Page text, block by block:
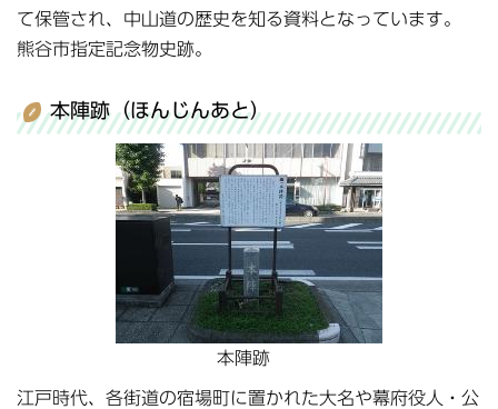
て保管され、中山道の歴史を知る資料となっています。
熊谷市指定記念物史跡。
本陣跡（ほんじんあと）
本陣跡
江戸時代、各街道の宿場町に置かれた大名や幕府役人・公